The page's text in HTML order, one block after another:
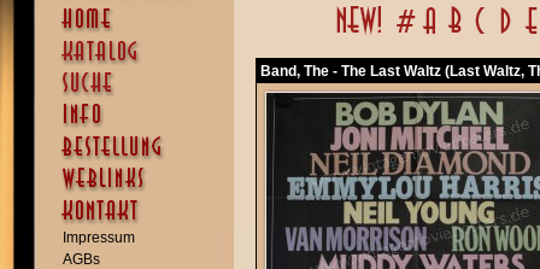
Impressum
AGBs
Band, The - The Last Waltz (Last Waltz,